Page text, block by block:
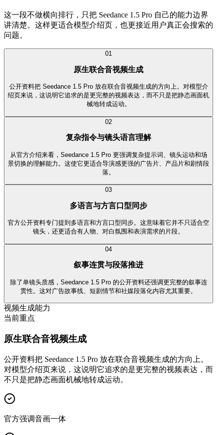
这一段不做横向排行，只把 Seedance 1.5 Pro 自己的能力边界
讲清楚。这样更适合模型介绍页，也更接近用户真正会搜索的
问题。
01
原生联合音视频生成
公开资料把 Seedance 1.5 Pro 放在联合音视频生成的方向上。对模型介
绍页来说，这说明它追求的是更完整的视频表达，而不只是把静态画面机
械地转成运动。
02
复杂指令与镜头语言理解
从官方介绍来看，Seedance 1.5 Pro 更强调复杂提示词、镜头运动和场
景切换的理解能力。这使它更适合导演感更强的广告片、产品片和剧情段
落。
03
多语言与方言口型同步
官方公开资料专门提到多语言和方言口型同步。这意味着它并不只适合空
镜头，还更适合有人物、对白氛围和表演需求的片段。
04
叙事连贯与段落推进
除了单镜头质感，Seedance 1.5 Pro 的公开资料还强调更完整的叙事连
贯性。这对广告故事线、短剧情节和社媒段落化内容尤其重要。
视频生成能力
当前重点
原生联合音视频生成
公开资料把 Seedance 1.5 Pro 放在联合音视频生成的方向上。
对模型介绍页来说，这说明它追求的是更完整的视频表达，而
不只是把静态画面机械地转成运动。
官方强调音画一体